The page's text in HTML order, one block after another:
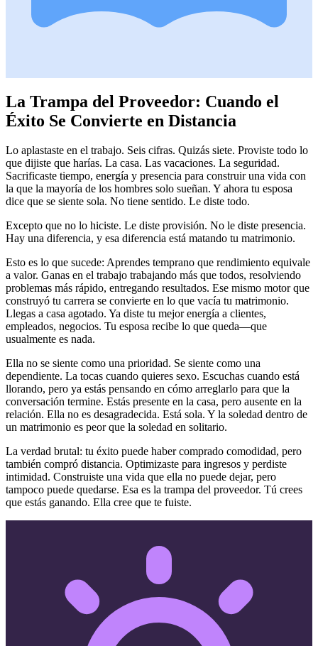
La Trampa del Proveedor: Cuando el
Éxito Se Convierte en Distancia
Lo aplastaste en el trabajo. Seis cifras. Quizás siete. Proviste todo lo
que dijiste que harías. La casa. Las vacaciones. La seguridad.
Sacrificaste tiempo, energía y presencia para construir una vida con
la que la mayoría de los hombres solo sueñan. Y ahora tu esposa
dice que se siente sola. No tiene sentido. Le diste todo.
Excepto que no lo hiciste. Le diste provisión. No le diste presencia.
Hay una diferencia, y esa diferencia está matando tu matrimonio.
Esto es lo que sucede: Aprendes temprano que rendimiento equivale
a valor. Ganas en el trabajo trabajando más que todos, resolviendo
problemas más rápido, entregando resultados. Ese mismo motor que
construyó tu carrera se convierte en lo que vacía tu matrimonio.
Llegas a casa agotado. Ya diste tu mejor energía a clientes,
empleados, negocios. Tu esposa recibe lo que queda—que
usualmente es nada.
Ella no se siente como una prioridad. Se siente como una
dependiente. La tocas cuando quieres sexo. Escuchas cuando está
llorando, pero ya estás pensando en cómo arreglarlo para que la
conversación termine. Estás presente en la casa, pero ausente en la
relación. Ella no es desagradecida. Está sola. Y la soledad dentro de
un matrimonio es peor que la soledad en solitario.
La verdad brutal: tu éxito puede haber comprado comodidad, pero
también compró distancia. Optimizaste para ingresos y perdiste
intimidad. Construiste una vida que ella no puede dejar, pero
tampoco puede quedarse. Esa es la trampa del proveedor. Tú crees
que estás ganando. Ella cree que te fuiste.